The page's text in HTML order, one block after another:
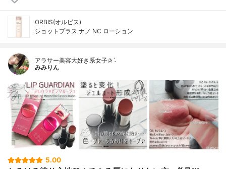
ORBIS(オルビス)
ショットプラス ナノ NC ローション
アラサー美容大好き系女子✰ˊ˗
みみりん
5.00